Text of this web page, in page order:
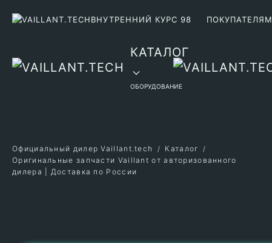
ВНУТРЕННИЙ КУРС 98 ПОКУПАТЕЛЯМ
КАТАЛОГ
ОБОРУДОВАНИЕ
Официальный дилер Vaillant.tech
Каталог
Оригинальные запчасти Vaillant от авторизованного
дилера | Доставка по России